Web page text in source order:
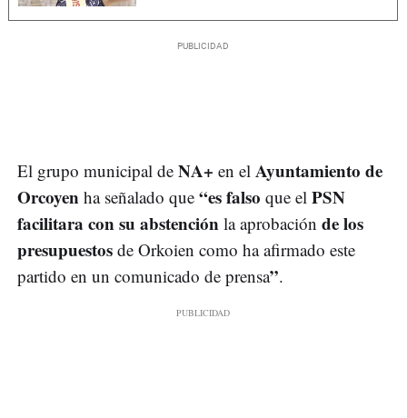
El grupo municipal de NA+ en el Ayuntamiento de
Orcoyen ha señalado que “es falso que el PSN
facilitara con su abstención la aprobación de los
presupuestos de Orkoien como ha afirmado este
partido en un comunicado de prensa”.